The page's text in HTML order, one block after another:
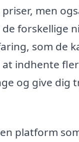
men
forskellige
som de
indhente
og give dig
platform